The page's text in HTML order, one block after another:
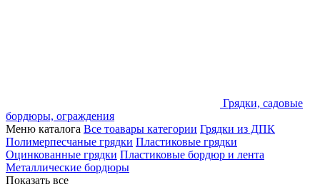
Грядки, садовые
бордюры, ограждения
Меню каталога Все тоавары категории Грядки из ДПК
Полимерпесчаные грядки Пластиковые грядки
Оцинкованные грядки Пластиковые бордюр и лента
Металлические бордюры
Показать все